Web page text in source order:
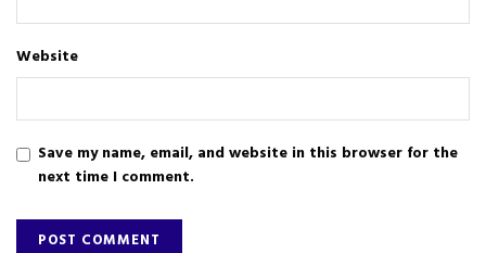
Website
Save my name, email, and website in this browser for the
next time I comment.